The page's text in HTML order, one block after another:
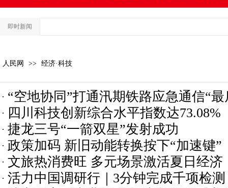
即时新闻
人民网 >> 经济·科技
“空地协同”打通汛期铁路应急通信“
四川科技创新综合水平指数达73.08%
捷龙三号“一箭双星”发射成功
政策加码 新旧动能转换按下“加速键”
文旅热消费旺 多元场景激活夏日经济
活力中国调研行｜3分钟完成千项检